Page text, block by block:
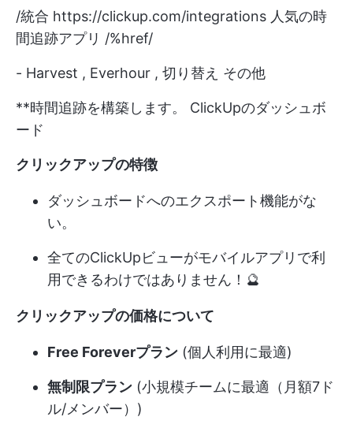
/統合 https://clickup.com/integrations 人気の時
間追跡アプリ /%href/
- Harvest , Everhour , 切り替え その他
**時間追跡を構築します。 ClickUpのダッシュボ
ード
クリックアップの特徴
ダッシュボードへのエクスポート機能がな
い。
全てのClickUpビューがモバイルアプリで利
用できるわけではありません！🔮
クリックアップの価格について
Free Foreverプラン (個人利用に最適)
無制限プラン (小規模チームに最適（月額7ド
ル/メンバー）)